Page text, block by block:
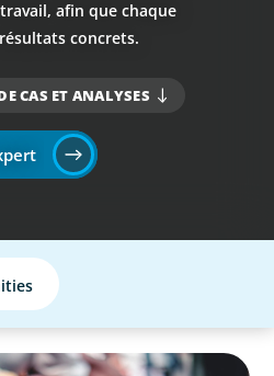
afin que chaque
concrets.
CAS ET ANALYSES